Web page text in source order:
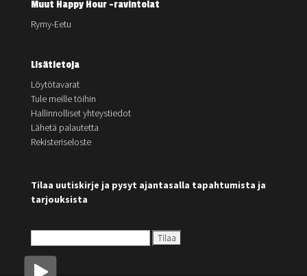
Muut Happy Hour -ravintolat
Rymy-Eetu
Lisätietoja
Löytötavarat
Tule meille töihin
Hallinnolliset yhteystiedot
Lähetä palautetta
Rekisteriseloste
Tilaa uutiskirje ja pysyt ajantasalla tapahtumista ja
tarjouksista